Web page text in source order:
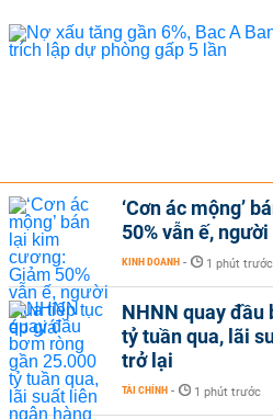
3 tuần
0,5
02 tháng
5,5
5,49
5,45
03 tháng
5,5
5,47
5,43
04 tháng
‘Cơn ác mộng’
50% vẫn ế,
KINH DOANH - 1 phút trước
NHNN quay đầu
tỷ tuần qua, lãi
trở lại
TÀI CHÍNH - 1 phút trước